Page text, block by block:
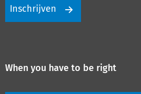
Inschrijven
When you have to be right